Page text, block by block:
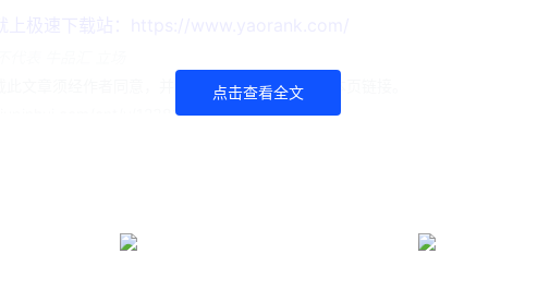
此文章须经作者同意，并请附上出处( 牛品汇 )及本页链接。
ent/v/12381.html
点击查看全文